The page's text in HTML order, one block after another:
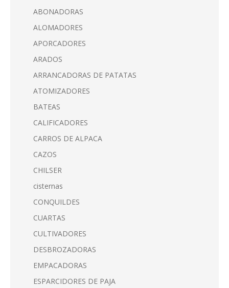
ABONADORAS
ALOMADORES
APORCADORES
ARADOS
ARRANCADORAS DE PATATAS
ATOMIZADORES
BATEAS
CALIFICADORES
CARROS DE ALPACA
CAZOS
CHILSER
cisternas
CONQUILDES
CUARTAS
CULTIVADORES
DESBROZADORAS
EMPACADORAS
ESPARCIDORES DE PAJA